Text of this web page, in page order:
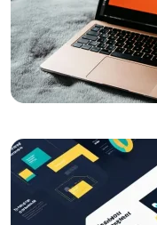
Yaratıcı Düşünme
SEO Site Haritası
Haritasını Oluşturun
Etkili Bir Adım
Parallax Web
Hareketin Buluşması